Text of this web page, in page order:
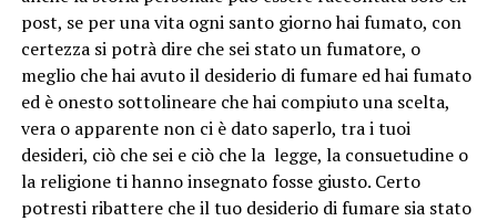
post, se per una vita ogni santo giorno hai fumato, con
certezza si potrà dire che sei stato un fumatore, o
meglio che hai avuto il desiderio di fumare ed hai fumato
ed è onesto sottolineare che hai compiuto una scelta,
vera o apparente non ci è dato saperlo, tra i tuoi
desideri, ciò che sei e ciò che la legge, la consuetudine o
la religione ti hanno insegnato fosse giusto. Certo
potresti ribattere che il tuo desiderio di fumare sia stato